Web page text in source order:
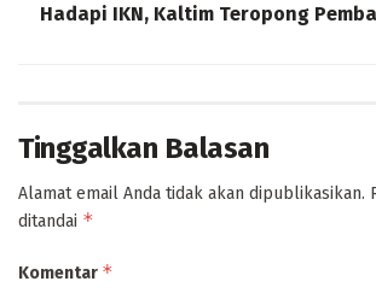
Hadapi IKN, Kaltim Teropong
Tinggalkan Balasan
Alamat email Anda tidak akan dipublikasikan.
ditandai *
Komentar *